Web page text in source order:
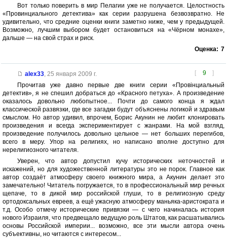
Вот только поверить в мир Пелагии уже не получается. Целостность
«Провинциального детектива» как серии разрушена безвозвратно. Не
удивительно, что средние оценки книги заметно ниже, чем у предыдущей.
Возможно, лучшим выбором будет остановиться на «Чёрном монахе»,
дальше — на свой страх и риск.
Оценка: 7
[ 9 ]
alex33, 25 января 2009 г.
Прочитав уже давно первые две книги серии «Провiнциальный
детектив», я не спешил добраться до «Красного петуха». А произведение
оказалось довольно любопытное... Почти до самого конца я ждал
классической развязки, где все загадки будут объяснены логикой и здравым
смыслом. Но автор удивил, впрочем, Борис Акунин не любит клонировать
произведения и всегда экспериментирует с жанрами. На мой взгляд,
произведение получилось довольно цельное — нет больших перегибов,
всего в меру. Упор на религиях, но написано вполне доступно для
нерелигиозного читателя.
Уверен, что автор допустил кучу исторических неточностей и
искажений, но для художественной литературы это не порок. Главное как
автор создаёт атмосферу своего книжного мира, а Акунин делает это
замечательно! Читатель погружается, то в профессиональный мир речных
щепаче, то в дикой мир российской глуши, то в религиозную среду
ортодоксальных евреев, а ещё ужасную атмосферу маньяка-аристократа и
т.д. Особо отмечу исторические привязки — с чего начиналась история
нового Израиля, что предвещало ведущую роль Штатов, как расшатывались
основы Российской империи... возможно, все эти мысли автора очень
субъективны, но читаются с интересом...